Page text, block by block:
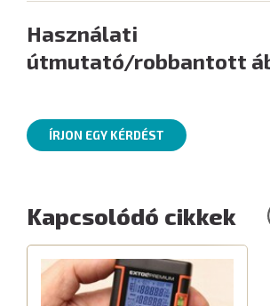
Használati
útmutató/robbantott
ÍRJON EGY KÉRDÉST
Kapcsolódó cikkek